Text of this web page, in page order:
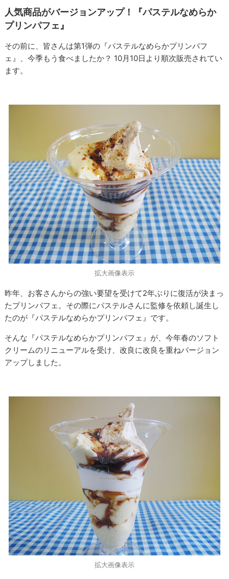
人気商品がバージョンアップ！『パステルなめらか
プリンパフェ』
その前に、皆さんは第1弾の『パステルなめらかプリンパフ
ェ』、今季もう食べましたか？ 10月10日より順次販売されてい
ます。
拡大画像表示
昨年、お客さんからの強い要望を受けて2年ぶりに復活が決まっ
たプリンパフェ。その際にパステルさんに監修を依頼し誕生し
たのが『パステルなめらかプリンパフェ』です。
そんな『パステルなめらかプリンパフェ』が、今年春のソフト
クリームのリニューアルを受け、改良に改良を重ねバージョン
アップしました。
拡大画像表示